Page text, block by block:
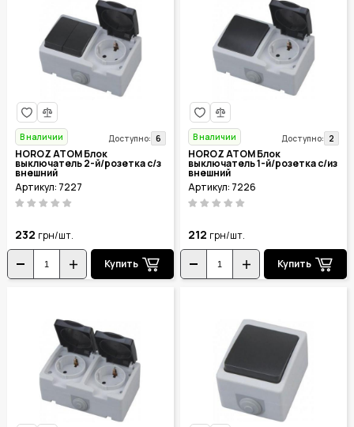
В наличии Доступно: 6
HOROZ ATOM Блок
выключатель 2-й/розетка с/з
внешний
Артикул: 7227
232 грн/шт.
Купить
В наличии Доступно: 2
HOROZ ATOM Блок
выключатель 1-й/розетка с/из
внешний
Артикул: 7226
212 грн/шт.
Купить